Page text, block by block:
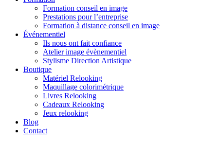
Formation conseil en image
Prestations pour l’entreprise
Formation à distance conseil en image
Événementiel
Ils nous ont fait confiance
Atelier image évènementiel
Stylisme Direction Artistique
Boutique
Matériel Relooking
Maquillage colorimétrique
Livres Relooking
Cadeaux Relooking
Jeux relooking
Blog
Contact